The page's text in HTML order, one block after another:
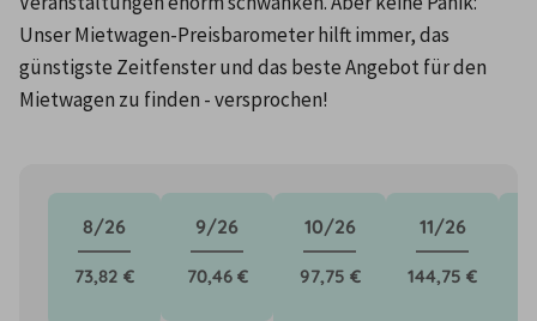
Unser Mietwagen-Preisbarometer hilft immer, das
günstigste Zeitfenster und das beste Angebot für den
Mietwagen zu finden - versprochen!
8/26
73,82 €
9/26
70,46 €
10/26
97,75 €
11/26
144,75 €